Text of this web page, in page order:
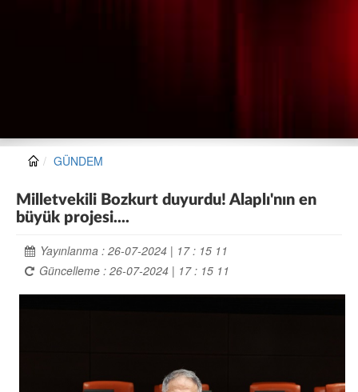
GÜNDEM
Milletvekili Bozkurt duyurdu! Alaplı'nın en
büyük projesi....
Yayınlanma : 26-07-2024 | 17 : 15 11
Güncelleme : 26-07-2024 | 17 : 15 11